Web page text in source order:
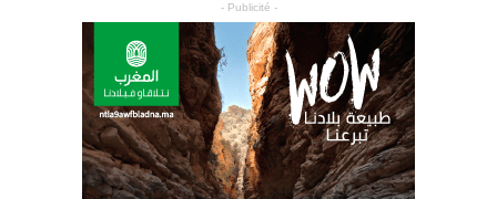
- Publicité -